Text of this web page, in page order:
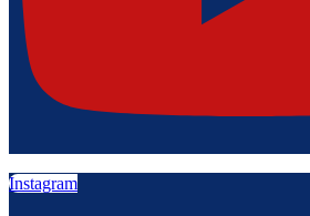
Instagram